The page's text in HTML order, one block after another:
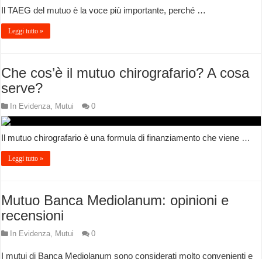
Il TAEG del mutuo è la voce più importante, perché …
Leggi tutto »
Che cos’è il mutuo chirografario? A cosa
serve?
In Evidenza, Mutui 0
Il mutuo chirografario è una formula di finanziamento che viene …
Leggi tutto »
Mutuo Banca Mediolanum: opinioni e
recensioni
In Evidenza, Mutui 0
I mutui di Banca Mediolanum sono considerati molto convenienti e